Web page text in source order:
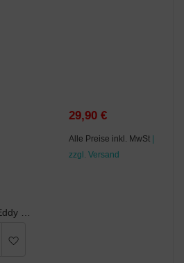
29,90 €
Alle Preise inkl. MwSt |
zzgl. Versand